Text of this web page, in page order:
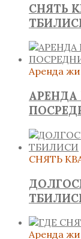
СНЯТЬ
Аренда
АРЕНДА
СНЯТЬ
Аренда